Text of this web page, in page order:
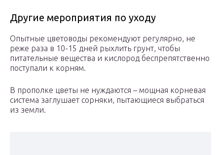
Другие мероприятия по уходу
Опытные цветоводы рекомендуют регулярно, не
реже раза в 10-15 дней рыхлить грунт, чтобы
питательные вещества и кислород беспрепятственно
поступали к корням.
В прополке цветы не нуждаются – мощная корневая
система заглушает сорняки, пытающиеся выбраться
из земли.